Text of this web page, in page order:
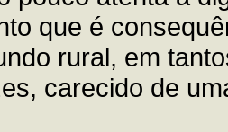
que é
rural, em
carecido de